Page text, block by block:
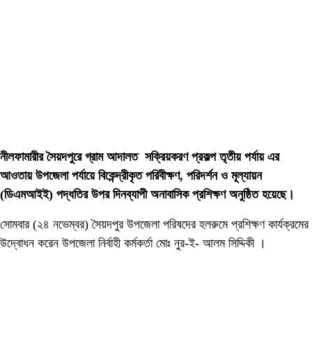
নীলফামারীর সৈয়দপুরে গ্রাম আদালত সক্রিয়করণ প্রকল্প তৃতীয় পর্যায় এর
আওতায় উপজেলা পর্যায়ে বিকেন্দ্রীকৃত পরিবীক্ষণ, পরিদর্শন ও মূল্যায়ন
(ডিএমআইই) পদ্ধতির উপর দিনব্যাপী অনাবাসিক প্রশিক্ষণ অনুষ্ঠিত হয়েছে।
সোমবার (২৪ নভেম্বর) সৈয়দপুর উপজেলা পরিষদের হলরুমে প্রশিক্ষণ কার্যক্রমের
উদ্বোধন করেন উপজেলা নির্বাহী কর্মকর্তা মোঃ নুর-ই- আলম সিদ্দিকী ।